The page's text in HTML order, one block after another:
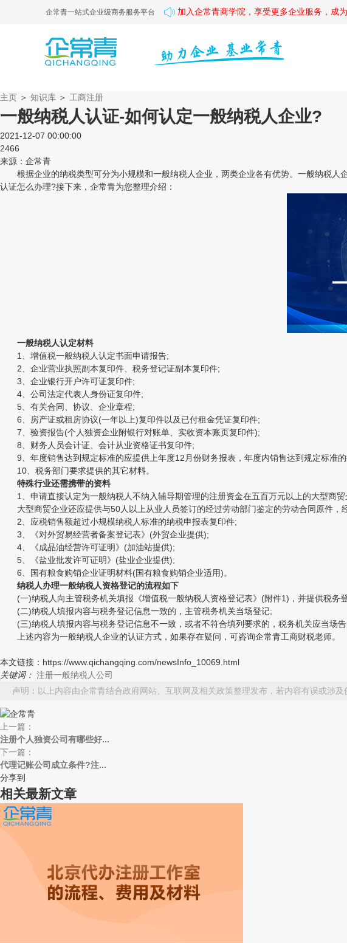
企常青一站式企业级商务服务平台 加入企常青商学院，享受更多企业服务，成
主页 ＞ 知识库 ＞ 工商注册
一般纳税人认证-如何认定一般纳税人企业?
2021-12-07 00:00:00
2466
来源：企常青
根据企业的纳税类型可分为小规模和一般纳税人企业，两类企业各有优势。一般纳税人
认证怎么办理?接下来，企常青为您整理介绍：
一般纳税人认定材料
1、增值税一般纳税人认定书面申请报告;
2、企业营业执照副本复印件、税务登记证副本复印件;
3、企业银行开户许可证复印件;
4、公司法定代表人身份证复印件;
5、有关合同、协议、企业章程;
6、房产证或租房协议(一年以上)复印件以及已付租金凭证复印件;
7、验资报告(个人独资企业附银行对账单、实收资本账页复印件);
8、财务人员会计证、会计从业资格证书复印件;
9、年度销售达到规定标准的应提供上年度12月份财务报表，年度内销售达到规定标准的
10、税务部门要求提供的其它材料。
特殊行业还需携带的资料
1、申请直接认定为一般纳税人不纳入辅导期管理的注册资金在五百万元以上的大型商贸
大型商贸企业还应提供与50人以上从业人员签订的经过劳动部门鉴定的劳动合同原件，
2、应税销售额超过小规模纳税人标准的纳税申报表复印件;
3、《对外贸易经营者备案登记表》(外贸企业提供);
4、《成品油经营许可证明》(加油站提供);
5、《盐业批发许可证明》(盐业企业提供);
6、国有粮食购销企业证明材料(国有粮食购销企业适用)。
纳税人办理一般纳税人资格登记的流程如下
(一)纳税人向主管税务机关填报《增值税一般纳税人资格登记表》(附件1)，并提供税务
(二)纳税人填报内容与税务登记信息一致的，主管税务机关当场登记;
(三)纳税人填报内容与税务登记信息不一致，或者不符合填列要求的，税务机关应当场告
上述内容为一般纳税人企业的认证方式，如果存在疑问，可咨询企常青工商财税老师。
本文链接：https://www.qichangqing.com/newsInfo_10069.html
关键词： 注册一般纳税人公司
声明：以上内容由企常青结合政府网站、互联网及相关政策整理发布，若内容有误或涉及
上一篇：
注册个人独资公司有哪些好...
下一篇：
代理记账公司成立条件?注...
分享到
相关最新文章